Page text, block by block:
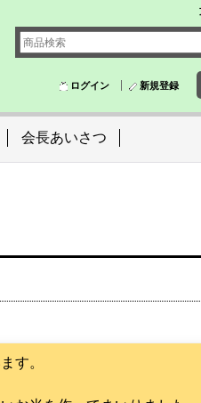
ログイン 新規登録
会長あいさつ
す。